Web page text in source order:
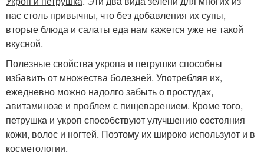
нас столь привычны, что без добавления их супы,
вторые блюда и салаты еда нам кажется уже не такой
вкусной.
Полезные свойства укропа и петрушки способны
избавить от множества болезней. Употребляя их,
ежедневно можно надолго забыть о простудах,
авитаминозе и проблем с пищеварением. Кроме того,
петрушка и укроп способствуют улучшению состояния
кожи, волос и ногтей. Поэтому их широко используют и в
косметологии.